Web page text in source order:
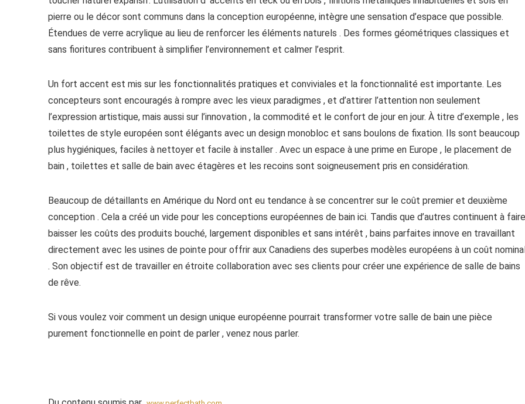
pierre ou le décor sont communs dans la conception européenne, intègre une sensation d’espace que possible.
Étendues de verre acrylique au lieu de renforcer les éléments naturels . Des formes géométriques classiques et
sans fioritures contribuent à simplifier l’environnement et calmer l’esprit.
Un fort accent est mis sur les fonctionnalités pratiques et conviviales et la fonctionnalité est importante. Les
concepteurs sont encouragés à rompre avec les vieux paradigmes , et d’attirer l’attention non seulement
l’expression artistique, mais aussi sur l’innovation , la commodité et le confort de jour en jour. À titre d’exemple , les
toilettes de style européen sont élégants avec un design monobloc et sans boulons de fixation. Ils sont beaucoup
plus hygiéniques, faciles à nettoyer et facile à installer . Avec un espace à une prime en Europe , le placement de
bain , toilettes et salle de bain avec étagères et les recoins sont soigneusement pris en considération.
Beaucoup de détaillants en Amérique du Nord ont eu tendance à se concentrer sur le coût premier et deuxième
conception . Cela a créé un vide pour les conceptions européennes de bain ici. Tandis que d’autres continuent à faire
baisser les coûts des produits bouché, largement disponibles et sans intérêt , bains parfaites innove en travaillant
directement avec les usines de pointe pour offrir aux Canadiens des superbes modèles européens à un coût
. Son objectif est de travailler en étroite collaboration avec ses clients pour créer une expérience de salle de bains
de rêve.
Si vous voulez voir comment un design unique européenne pourrait transformer votre salle de bain une pièce
purement fonctionnelle en point de parler , venez nous parler.